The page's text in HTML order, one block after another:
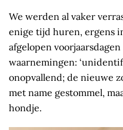
We werden al vaker
enige tijd huren, ergens
afgelopen
waarnemingen:
onopvallend; de nieuwe
met name gestommel,
hondje.